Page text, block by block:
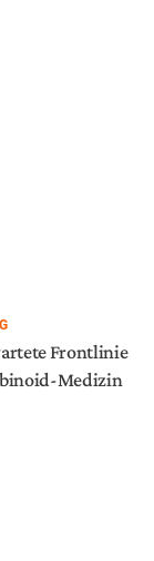
Frontlinie
Medizin